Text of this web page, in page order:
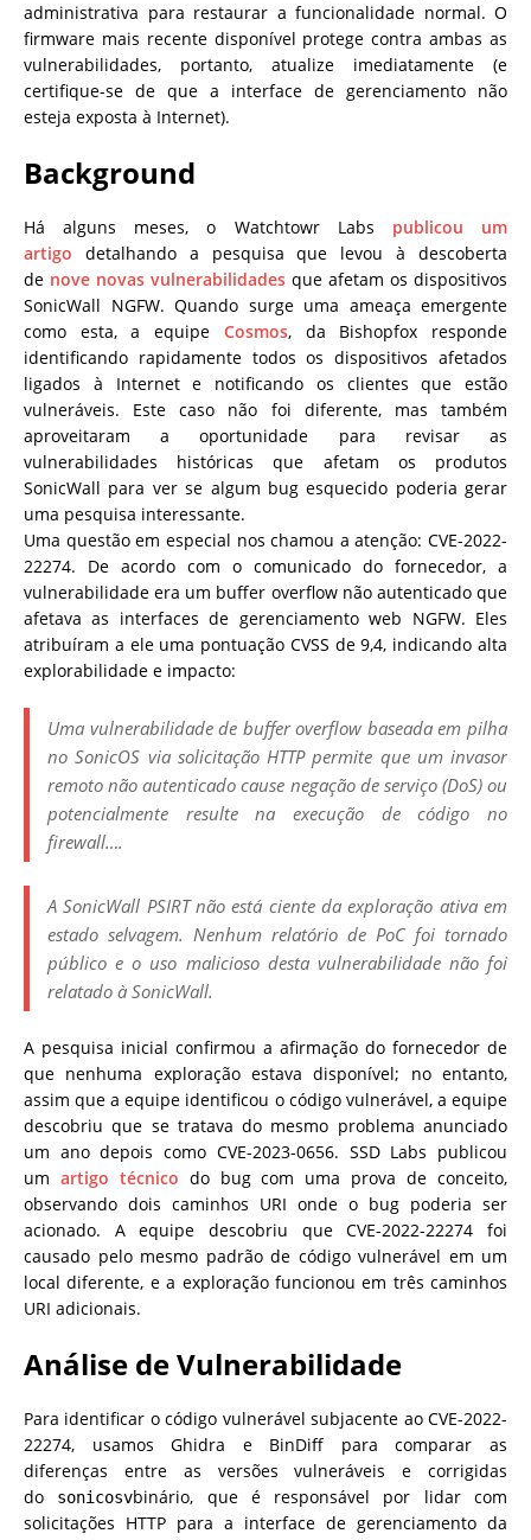
administrativa para restaurar a funcionalidade normal. O
firmware mais recente disponível protege contra ambas as
vulnerabilidades, portanto, atualize imediatamente (e
certifique-se de que a interface de gerenciamento não
esteja exposta à Internet).
Background
Há alguns meses, o Watchtowr Labs publicou um
artigo detalhando a pesquisa que levou à descoberta
de nove novas vulnerabilidades que afetam os dispositivos
SonicWall NGFW. Quando surge uma ameaça emergente
como esta, a equipe Cosmos, da Bishopfox responde
identificando rapidamente todos os dispositivos afetados
ligados à Internet e notificando os clientes que estão
vulneráveis. Este caso não foi diferente, mas também
aproveitaram a oportunidade para revisar as
vulnerabilidades históricas que afetam os produtos
SonicWall para ver se algum bug esquecido poderia gerar
uma pesquisa interessante.
Uma questão em especial nos chamou a atenção: CVE-2022-
22274. De acordo com o comunicado do fornecedor, a
vulnerabilidade era um buffer overflow não autenticado que
afetava as interfaces de gerenciamento web NGFW. Eles
atribuíram a ele uma pontuação CVSS de 9,4, indicando alta
explorabilidade e impacto:
Uma vulnerabilidade de buffer overflow baseada em pilha
no SonicOS via solicitação HTTP permite que um invasor
remoto não autenticado cause negação de serviço (DoS) ou
potencialmente resulte na execução de código no
firewall….
A SonicWall PSIRT não está ciente da exploração ativa em
estado selvagem. Nenhum relatório de PoC foi tornado
público e o uso malicioso desta vulnerabilidade não foi
relatado à SonicWall.
A pesquisa inicial confirmou a afirmação do fornecedor de
que nenhuma exploração estava disponível; no entanto,
assim que a equipe identificou o código vulnerável, a equipe
descobriu que se tratava do mesmo problema anunciado
um ano depois como CVE-2023-0656. SSD Labs publicou
um artigo técnico do bug com uma prova de conceito,
observando dois caminhos URI onde o bug poderia ser
acionado. A equipe descobriu que CVE-2022-22274 foi
causado pelo mesmo padrão de código vulnerável em um
local diferente, e a exploração funcionou em três caminhos
URI adicionais.
Análise de Vulnerabilidade
Para identificar o código vulnerável subjacente ao CVE-2022-
22274, usamos Ghidra e BinDiff para comparar as
diferenças entre as versões vulneráveis ​​e corrigidas
do
sonicosvbinário, que é responsável por lidar com
solicitações HTTP para a interface de gerenciamento da